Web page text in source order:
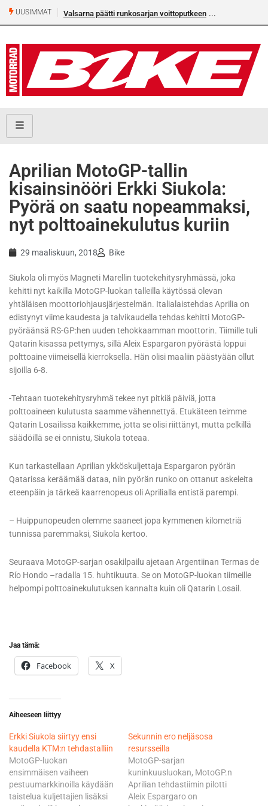
UUSIMMATvoittoputkeen
Älä missaa tämän kesän suurta Bike-
Aprilian MotoGP-tallin
kisainsinööri Erkki Siukola:
Pyörä on saatu nopeammaksi,
nyt polttoainekulutus kuriin
29 maaliskuun, 2018 Bike
Siukola oli myös Magneti Marellin tuotekehitysryhmässä, joka
kehitti nyt kaikilla MotoGP-luokan talleilla käytössä olevan
yhtäläisen moottoriohjausjärjestelmän. Italialaistehdas Aprilia on
edistynyt viime kaudesta ja talvikaudella tehdas kehitti MotoGP-
pyöräänsä RS-GP:hen uuden tehokkaamman moottorin. Tiimille tuli
Qatarin kisassa pettymys, sillä Aleix Espargaron pyörästä loppui
polttoaine viimeisellä kierroksella. Hän olisi maaliin päästyään ollut
sijoilla 6-8.
-Tehtaan tuotekehitysryhmä tekee nyt pitkiä päiviä, jotta
polttoaineen kulutusta saamme vähennettyä. Etukäteen teimme
Qatarin Losailissa kaikkemme, jotta se olisi riittänyt, mutta pelkillä
säädöillä se ei onnistu, Siukola toteaa.
Kun tarkastellaan Aprilian ykköskuljettaja Espargaron pyörän
Qatarissa keräämää dataa, niin pyörän runko on ottanut askeleita
eteenpäin ja tärkeä kaarrenopeus oli Aprilialla entistä parempi.
– Huippunopeuden olemme saaneet jopa kymmenen kilometriä
tunnissa paremmaksi, Siukola kertoo.
Seuraava MotoGP-sarjan osakilpailu ajetaan Argentiinan Termas de
Río Hondo –radalla 15. huhtikuuta. Se on MotoGP-luokan tiimeille
helpompi polttoainekulutuksen kannalta kuin oli Qatarin Losail.
Jaa tämä:
Facebook X
Aiheeseen liittyy
Erkki Siukola siirtyy ensi
kaudella KTM:n tehdastalliin
MotoGP-luokan
ensimmäisen vaiheen
pestuumarkkinoilla käydään
taistelua kuljettajien lisäksi
Sekunnin ero neljäsosa
resursseilla
MotoGP-sarjan
kuninkuusluokan, MotoGP.n
Aprilian tehdastiimin pilotti
Aleix Espargaro on